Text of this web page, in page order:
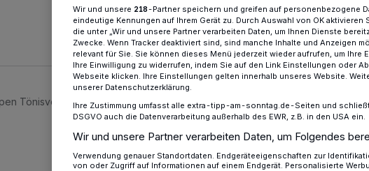
Tönisvorst Festnahme mit 35 Kilo Ecstasy
Wir und unsere 218-Partner speichern und greifen auf personenbezogene
eindeutige Kennungen auf Ihrem Gerät zu. Durch Auswahl von OK
die unter „Wir und unsere Partner verarbeiten Daten, um Ihnen Dienste
Zwecke. Wenn Tracker deaktiviert sind, sind manche Inhalte und Anzeigen
relevant für Sie. Sie können dieses Menü jederzeit wieder aufrufen, um Ihre
Ihre Einwilligung zu widerrufen, indem Sie auf den Link Einstellungen oder
Webseite klicken. Ihre Einstellungen gelten innerhalb unseres Website.
unserer Datenschutzerklärung.
Ihre Zustimmung umfasst alle extra-tipp-am-sonntag.de-Seiten und
DSGVO auch die Datenverarbeitung außerhalb des EWR, z.B. in den USA ein.
Wir und unsere Partner verarbeiten Daten, um Folgendes
Verwendung genauer Standortdaten. Endgeräteeigenschaften zur
von oder Zugriff auf Informationen auf einem Endgerät. Personalisierte